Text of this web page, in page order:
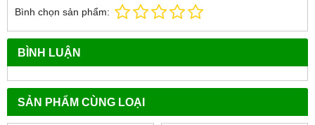
Bình chọn sản phẩm:
BÌNH LUẬN
SẢN PHẨM CÙNG LOẠI